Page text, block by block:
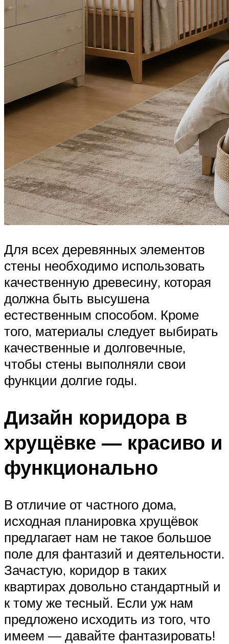
Для всех деревянных элементов
стены необходимо использовать
качественную древесину, которая
должна быть высушена
естественным способом. Кроме
того, материалы следует выбирать
качественные и долговечные,
чтобы стены выполняли свои
функции долгие годы.
Дизайн коридора в
хрущёвке — красиво и
функционально
В отличие от частного дома,
исходная планировка хрущёвок
предлагает нам не такое большое
поле для фантазий и деятельности.
Зачастую, коридор в таких
квартирах довольно стандартный и
к тому же тесный. Если уж нам
предложено исходить из того, что
имеем — давайте фантазировать!